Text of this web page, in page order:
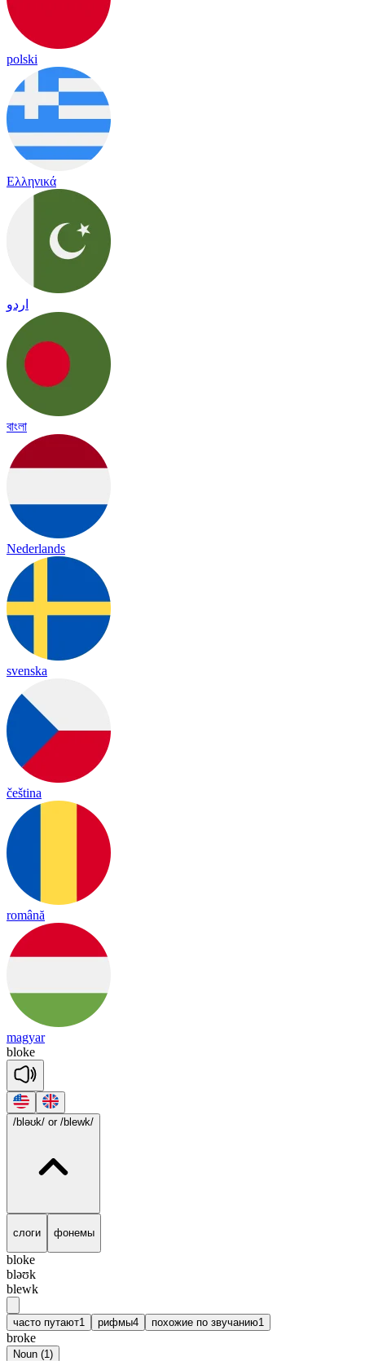
polski
Ελληνικά
اردو
বাংলা
Nederlands
svenska
čeština
română
magyar
bloke
/bləʊk/ or /blewk/
слоги фонемы
bloke
bləʊk
blewk
часто путают1 рифмы4 похожие по звучанию1
broke
Noun (1)